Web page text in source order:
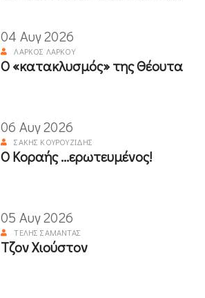
04 Αυγ 2026
ΛΆΡΚΟΣ ΛΆΡΚΟΥ
Ο «κατακλυσμός» της Θέουτα
06 Αυγ 2026
ΣΆΚΗΣ ΚΟΥΡΟΥΖΊΔΗΣ
Ο Κοραής ...ερωτευμένος!
05 Αυγ 2026
ΤΈΛΗΣ ΣΑΜΑΝΤΆΣ
Τζον Χιούστον